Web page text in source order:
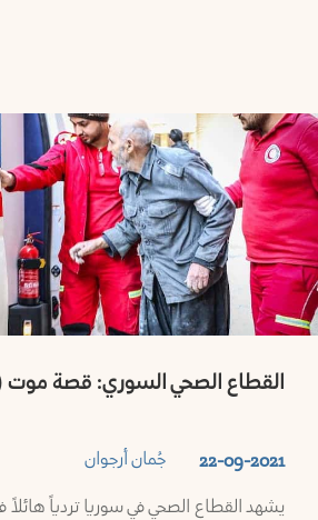
القطاع الصحي السوري: قصة موت
جُمان أرجوان 22-09-2021
يشهد القطاع الصحي في سوريا تردياً هائلاً